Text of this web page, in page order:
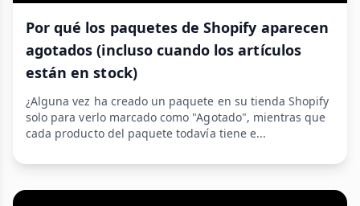
Por qué los paquetes de Shopify aparecen
agotados (incluso cuando los artículos
están en stock)
¿Alguna vez ha creado un paquete en su tienda Shopify
solo para verlo marcado como "Agotado", mientras que
cada producto del paquete todavía tiene e...